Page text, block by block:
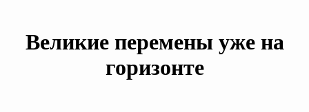
Великие перемены уже на
горизонте